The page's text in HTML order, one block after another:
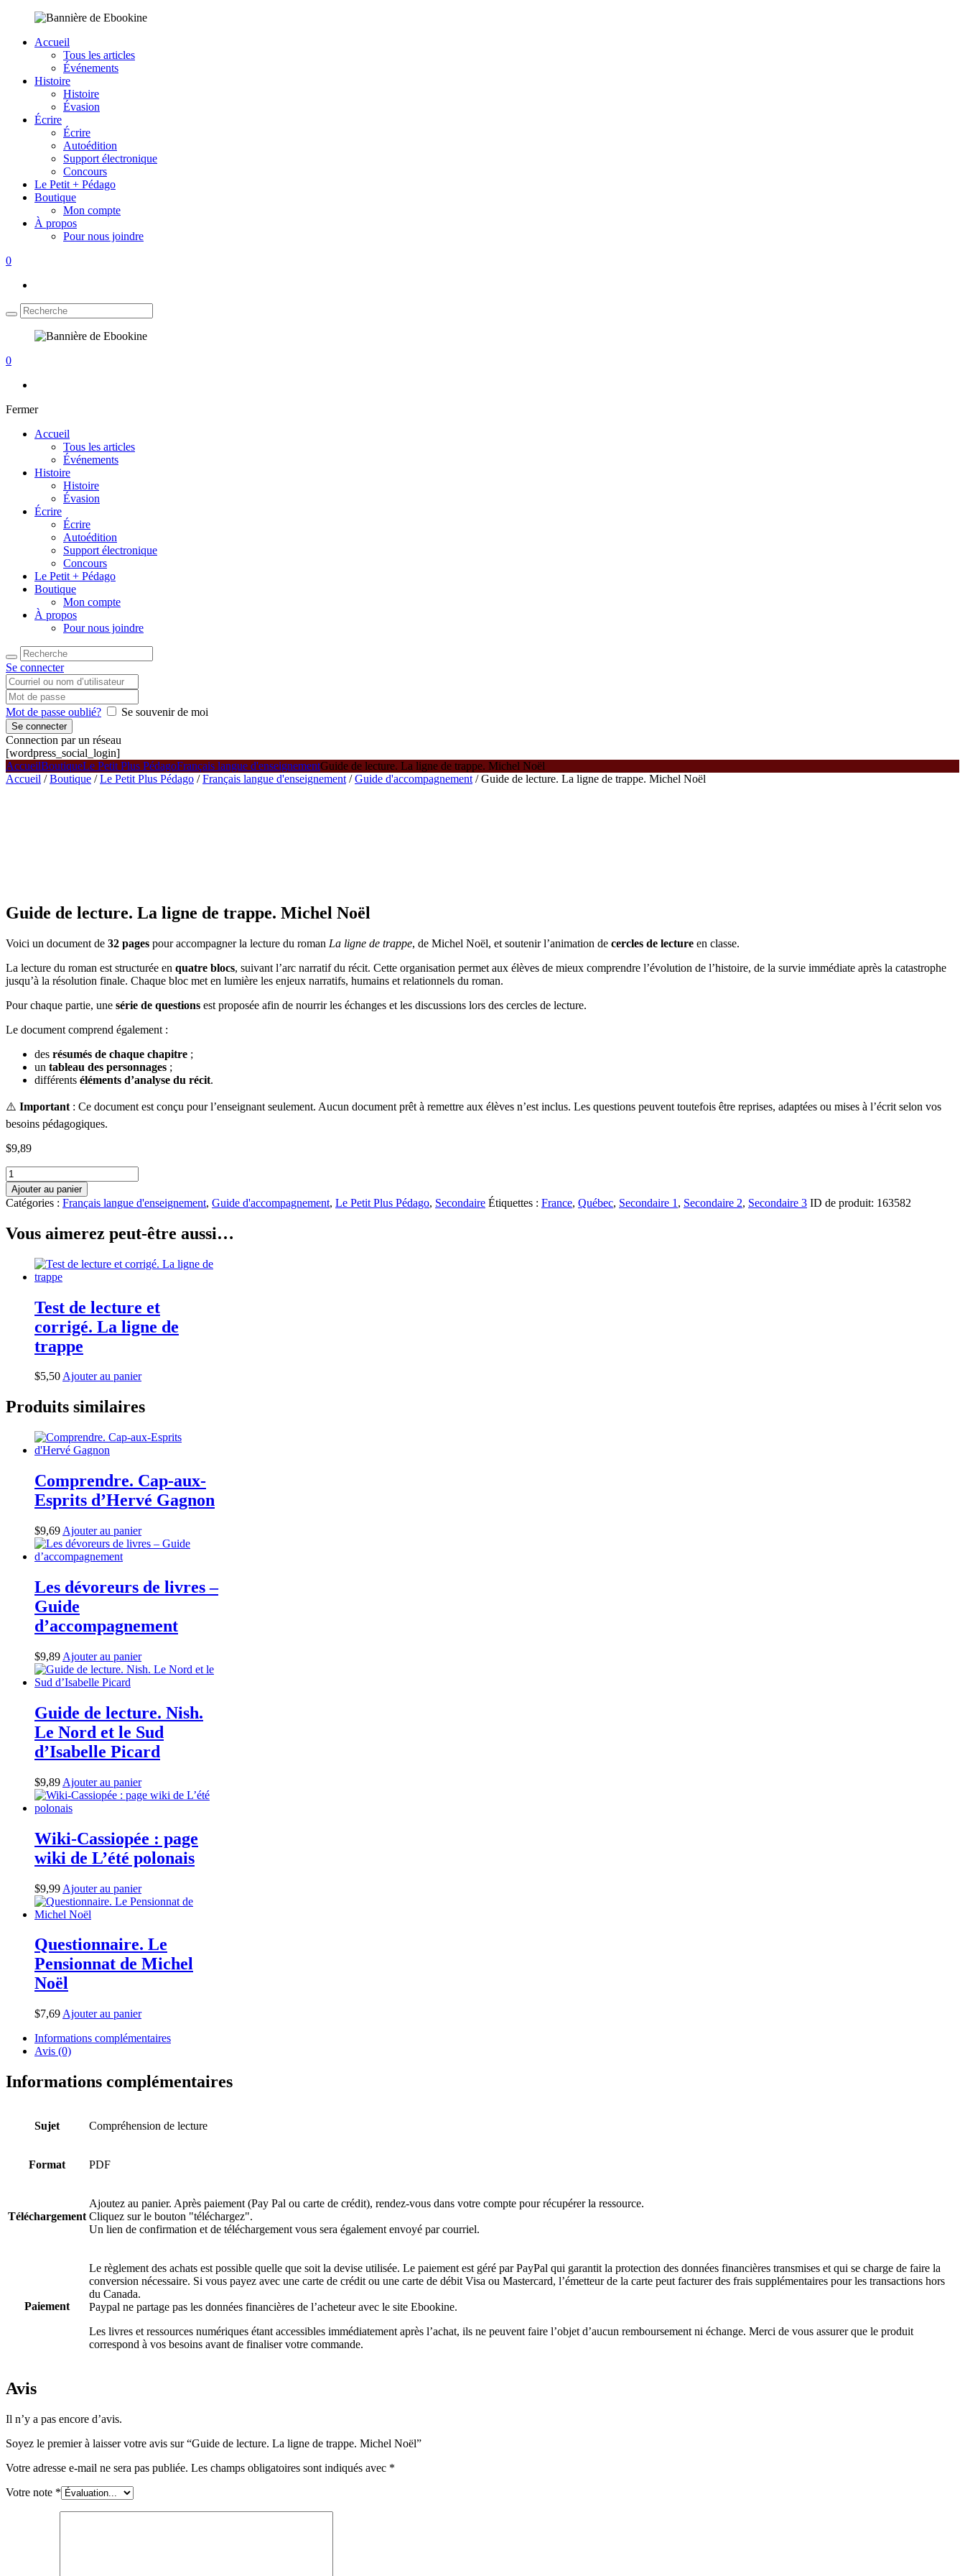
Accueil
Tous les articles
Événements
Histoire
Histoire
Évasion
Écrire
Écrire
Autoédition
Support électronique
Concours
Le Petit + Pédago
Boutique
Mon compte
À propos
Pour nous joindre
0
0
Fermer
Accueil
Tous les articles
Événements
Histoire
Histoire
Évasion
Écrire
Écrire
Autoédition
Support électronique
Concours
Le Petit + Pédago
Boutique
Mon compte
À propos
Pour nous joindre
Se connecter
Mot de passe oublié? Se souvenir de moi
Connection par un réseau
[wordpress_social_login]
AccueilBoutiqueLe Petit Plus PédagoFrançais langue d'enseignementGuide de lecture. La ligne de trappe. Michel Noël
Accueil /Boutique /Le Petit Plus Pédago /Français langue d'enseignement /Guide d'accompagnement / Guide de lecture. La ligne de trappe. Michel Noël
Guide de lecture. La ligne de trappe. Michel Noël
Voici un document de 32 pages pour accompagner la lecture du roman La ligne de trappe, de Michel Noël, et soutenir l’animation de cercles de lecture en classe.
La lecture du roman est structurée en quatre blocs, suivant l’arc narratif du récit. Cette organisation permet aux élèves de mieux comprendre l’évolution de l’histoire, de la survie immédiate après la catastrophe
jusqu’à la résolution finale. Chaque bloc met en lumière les enjeux narratifs, humains et relationnels du roman.
Pour chaque partie, une série de questions est proposée afin de nourrir les échanges et les discussions lors des cercles de lecture.
Le document comprend également :
des résumés de chaque chapitre ;
un tableau des personnages ;
différents éléments d’analyse du récit.
⚠️ Important : Ce document est conçu pour l’enseignant seulement. Aucun document prêt à remettre aux élèves n’est inclus. Les questions peuvent toutefois être reprises, adaptées ou mises à l’écrit selon vos
besoins pédagogiques.
$9,89
quantité
de
Guide
de
La
trappe.
Ajouter au panier
Catégories : Français langue d'enseignement, Guide d'accompagnement, Le Petit Plus Pédago, Secondaire Étiquettes : France, Québec, Secondaire 1 , Secondaire 2, Secondaire 3 ID de produit: 163582
Vous aimerez peut-être aussi…
Test de lecture et
corrigé. La ligne de
trappe
$5,50Ajouter au panier
Produits similaires
Comprendre. Cap-aux-
Esprits d’Hervé Gagnon
$9,69 Ajouter au panier
Les dévoreurs de livres –
Guide
d’accompagnement
$9,89 Ajouter au panier
Guide de lecture. Nish.
Le Nord et le Sud
d’Isabelle Picard
$9,89 Ajouter au panier
Wiki-Cassiopée : page
wiki de L’été polonais
$9,99 Ajouter au panier
Questionnaire. Le
Pensionnat de Michel
Noël
$7,69 Ajouter au panier
Informations complémentaires
Avis (0)
Informations complémentaires
Sujet Compréhension de lecture
Format PDF
Téléchargement
Ajoutez au panier. Après paiement (Pay Pal ou carte de crédit), rendez-vous dans votre compte pour récupérer la ressource.
Cliquez sur le bouton "téléchargez".
Un lien de confirmation et de téléchargement vous sera également envoyé par courriel.
Paiement
Le règlement des achats est possible quelle que soit la devise utilisée. Le paiement est géré par PayPal qui garantit la protection des données financières transmises et qui se charge de faire la
conversion nécessaire. Si vous payez avec une carte de crédit ou une carte de débit Visa ou Mastercard, l’émetteur de la carte peut facturer des frais supplémentaires pour les transactions hors
du Canada.
Paypal ne partage pas les données financières de l’acheteur avec le site Ebookine.
Les livres et ressources numériques étant accessibles immédiatement après l’achat, ils ne peuvent faire l’objet d’aucun remboursement ni échange. Merci de vous assurer que le produit
correspond à vos besoins avant de finaliser votre commande.
Avis
Il n’y a pas encore d’avis.
Soyez le premier à laisser votre avis sur “Guide de lecture. La ligne de trappe. Michel Noël”
Votre adresse e-mail ne sera pas publiée. Les champs obligatoires sont indiqués avec *
Votre note *